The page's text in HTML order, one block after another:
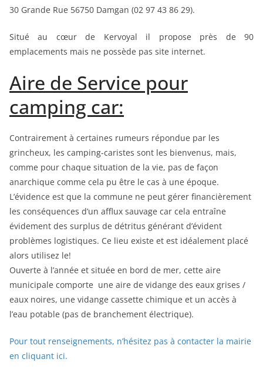
30 Grande Rue 56750 Damgan (02 97 43 86 29).
Situé au cœur de Kervoyal il propose près de 90
emplacements mais ne possède pas site internet.
Aire de Service pour
camping car:
Contrairement à certaines rumeurs répondue par les
grincheux, les camping-caristes sont les bienvenus, mais,
comme pour chaque situation de la vie, pas de façon
anarchique comme cela pu être le cas à une époque.
L’évidence est que la commune ne peut gérer financièrement
les conséquences d’un afflux sauvage car cela entraîne
évidement des surplus de détritus générant d’évident
problèmes logistiques. Ce lieu existe et est idéalement placé
alors utilisez le!
Ouverte à l’année et située en bord de mer, cette aire
municipale comporte une aire de vidange des eaux grises /
eaux noires, une vidange cassette chimique et un accès à
l’eau potable (pas de branchement électrique).
Pour tout renseignements, n’hésitez pas à contacter la mairie
en cliquant ici.